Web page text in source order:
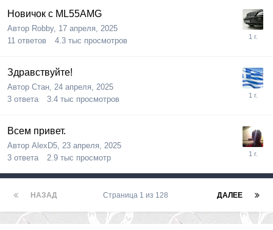
Новичок с ML55AMG
Автор Robby, 17 апреля, 2025
11 ответов 4.3 тыс просмотров
Здравствуйте!
Автор Стан, 24 апреля, 2025
3 ответа 3.4 тыс просмотров
Всем привет.
Автор AlexD5, 23 апреля, 2025
3 ответа 2.9 тыс просмотр
НАЗАД ДАЛЕЕ
Страница 1 из 128